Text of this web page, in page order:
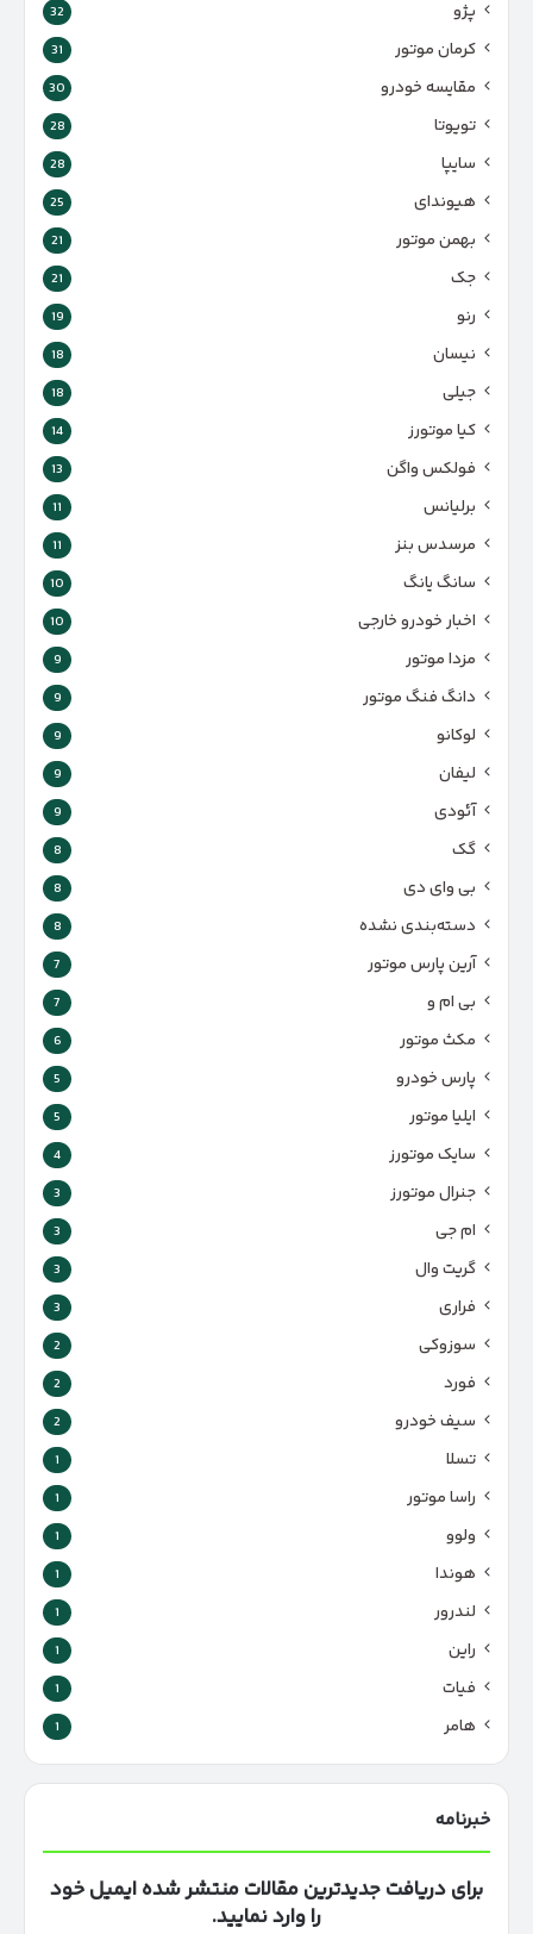
پژو 32
کرمان موتور 31
مقایسه خودرو 30
تویوتا 28
سایپا 28
هیوندای 25
بهمن موتور 21
جک 21
رنو 19
نیسان 18
جیلی 18
کیا موتورز 14
فولکس واگن 13
برلیانس 11
مرسدس بنز 11
سانگ یانگ 10
اخبار خودرو خارجی 10
مزدا موتور 9
دانگ فنگ موتور 9
لوکانو 9
لیفان 9
آئودی 9
گک 8
بی وای دی 8
دسته‌بندی نشده 8
آرین پارس موتور 7
بی ام و 7
مکث موتور 6
پارس‌ خودرو 5
ایلیا موتور 5
سایک موتورز 4
جنرال موتورز 3
ام جی 3
گریت وال 3
فراری 3
سوزوکی 2
فورد 2
سیف خودرو 2
تسلا 1
راسا موتور 1
ولوو 1
هوندا 1
لندرور 1
راین 1
فیات 1
هامر 1
خبرنامه
برای دریافت جدیدترین مقالات منتشر شده ایمیل خود
را وارد نمایید.